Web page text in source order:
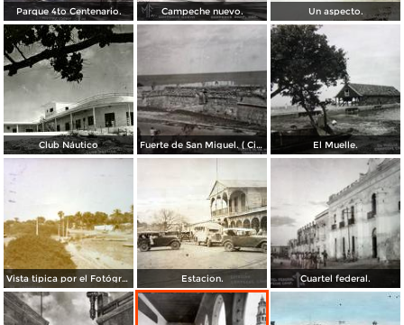
Parque 4to Centenario. Campeche nuevo. Un aspecto.
Club Náutico Fuerte de San Miguel. ( Circulada el 30 de Junio de 1947 ). El Muelle.
Vista tipica por el Fotógrafo Hugo Brehme. Estacion. Cuartel federal.